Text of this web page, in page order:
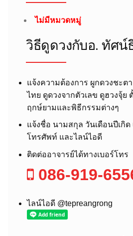
ไม่มีหมวดหมู่
วิธีดูดวงกับอ.​ ทัศน์
แจ้งความต้องการ ผูกดวงชะต
ไทย ดูดวงจากตัวเลข ดูฮวงจุ้ย
ฤกษ์ยามและพิธีกรรมต่างๆ
แจ้งชื่อ นามสกุล วันเดือนปีเกิด
โทรศัพท์ และไลน์ไอดี
ติดต่ออาจารย์ได้ทางเบอร์โทร
086-919-
ไลน์ไอดี @tepreangrong